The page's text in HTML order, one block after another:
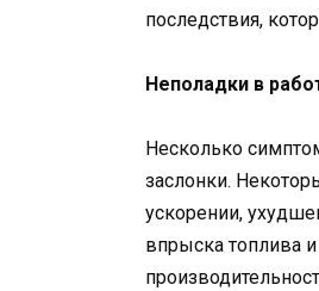
последствия,
Неполадки в
Несколько
заслонки.
ускорении,
впрыска топлива